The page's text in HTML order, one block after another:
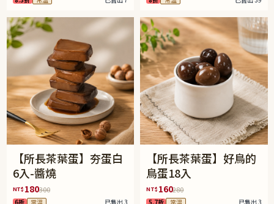
【所長茶葉蛋】夯蛋白
6入-醬燒
NT$ 180300
6折 常溫 已售出 3
【所長茶葉蛋】好鳥的
鳥蛋18入
NT$ 160280
5.7折 常溫 已售出 3